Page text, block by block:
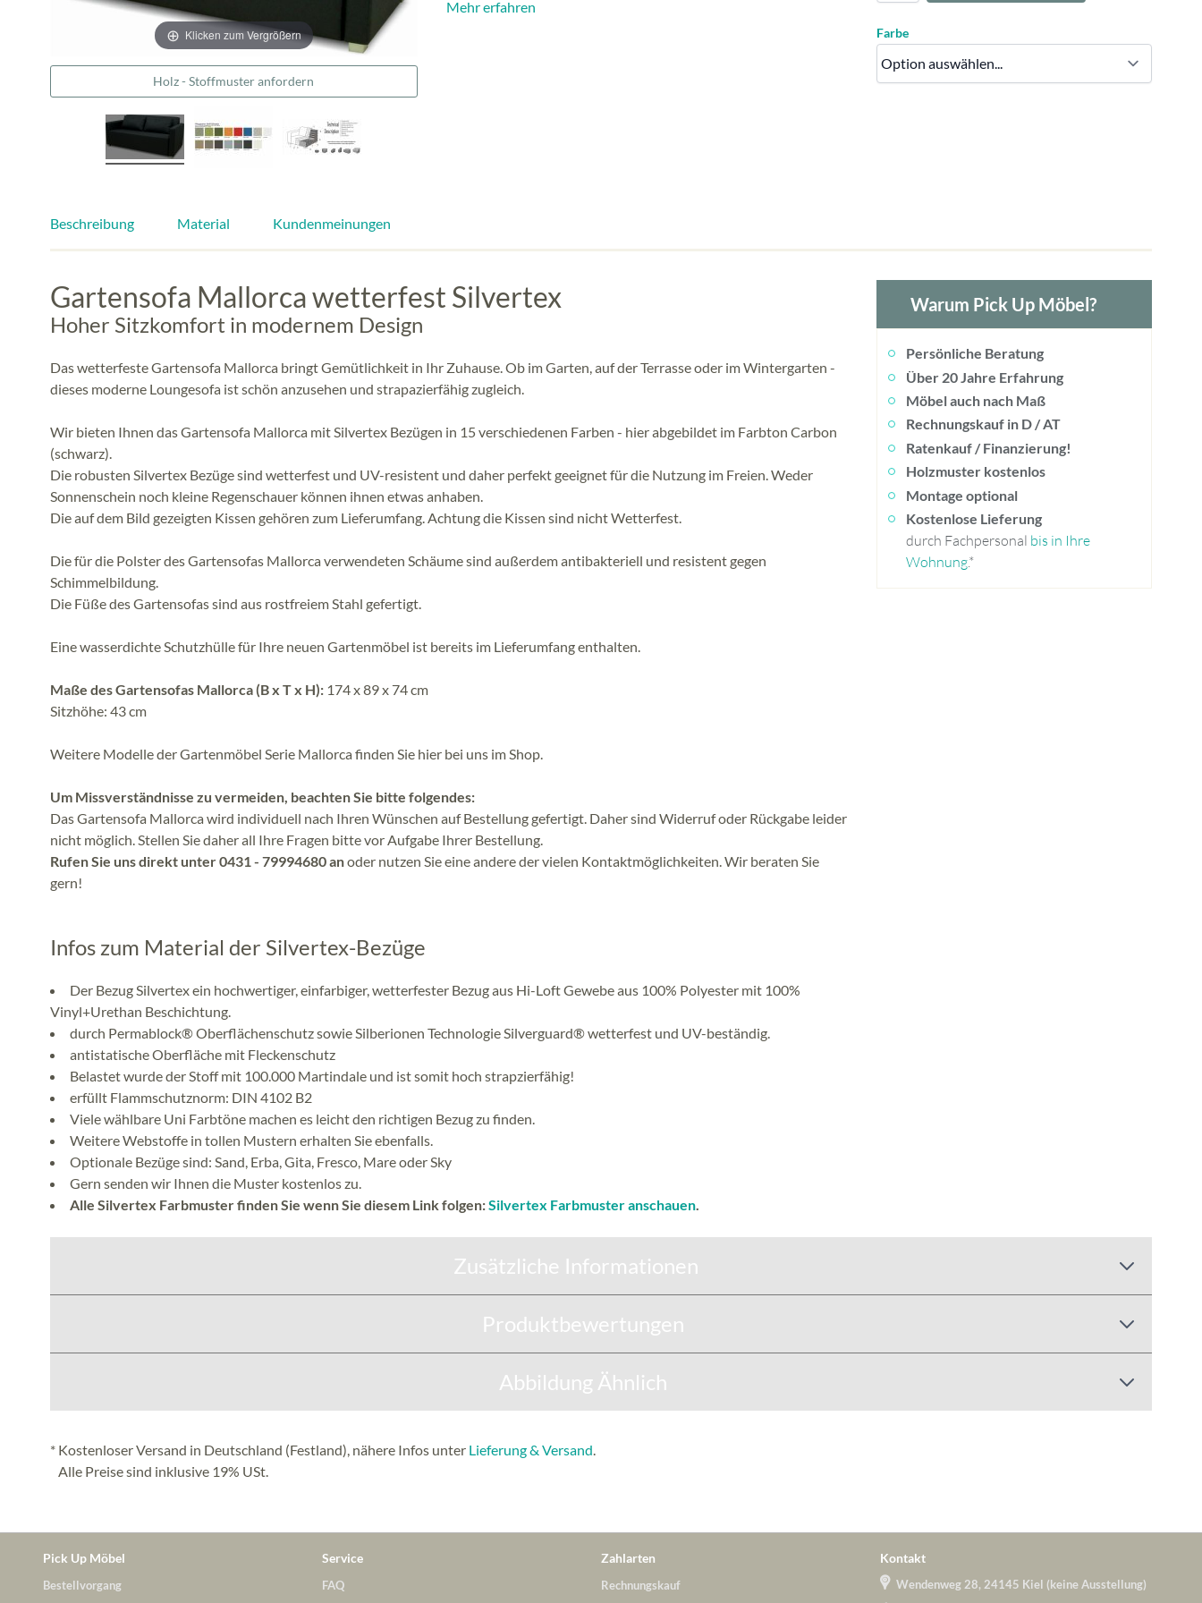
Klicken zum Vergrößern
Holz - Stoffmuster anfordern
Mehr erfahren
Farbe
Beschreibung Material Kundenmeinungen
Gartensofa Mallorca wetterfest Silvertex
Hoher Sitzkomfort in modernem Design
Das wetterfeste Gartensofa Mallorca bringt Gemütlichkeit in Ihr Zuhause. Ob im Garten, auf der Terrasse oder im Wintergarten -
dieses moderne Loungesofa ist schön anzusehen und strapazierfähig zugleich.
Wir bieten Ihnen das Gartensofa Mallorca mit Silvertex Bezügen in 15 verschiedenen Farben - hier abgebildet im Farbton Carbon
(schwarz).
Die robusten Silvertex Bezüge sind wetterfest und UV-resistent und daher perfekt geeignet für die Nutzung im Freien. Weder
Sonnenschein noch kleine Regenschauer können ihnen etwas anhaben.
Die auf dem Bild gezeigten Kissen gehören zum Lieferumfang. Achtung die Kissen sind nicht Wetterfest.
Die für die Polster des Gartensofas Mallorca verwendeten Schäume sind außerdem antibakteriell und resistent gegen
Schimmelbildung.
Die Füße des Gartensofas sind aus rostfreiem Stahl gefertigt.
Eine wasserdichte Schutzhülle für Ihre neuen Gartenmöbel ist bereits im Lieferumfang enthalten.
Maße des Gartensofas Mallorca (B x T x H): 174 x 89 x 74 cm
Sitzhöhe: 43 cm
Weitere Modelle der Gartenmöbel Serie Mallorca finden Sie hier bei uns im Shop.
Um Missverständnisse zu vermeiden, beachten Sie bitte folgendes:
Das Gartensofa Mallorca wird individuell nach Ihren Wünschen auf Bestellung gefertigt. Daher sind Widerruf oder Rückgabe leider
nicht möglich. Stellen Sie daher all Ihre Fragen bitte vor Aufgabe Ihrer Bestellung.
Rufen Sie uns direkt unter 0431 - 79994680 anoder nutzen Sie eine andere der vielen Kontaktmöglichkeiten. Wir beraten Sie
gern!
Infos zum Material der Silvertex-Bezüge
Der Bezug Silvertex ein hochwertiger, einfarbiger, wetterfester Bezug aus Hi-Loft Gewebe aus 100% Polyester mit 100%
Vinyl+Urethan Beschichtung.
durch Permablock® Oberflächenschutz sowie Silberionen Technologie Silverguard® wetterfest und UV-beständig.
antistatische Oberfläche mit Fleckenschutz
Belastet wurde der Stoff mit 100.000 Martindale und ist somit hoch strapzierfähig!
erfüllt Flammschutznorm: DIN 4102 B2
Viele wählbare Uni Farbtöne machen es leicht den richtigen Bezug zu finden.
Weitere Webstoffe in tollen Mustern erhalten Sie ebenfalls.
Optionale Bezüge sind: Sand, Erba, Gita, Fresco, Mare oder Sky
Gern senden wir Ihnen die Muster kostenlos zu.
Alle Silvertex Farbmuster finden Sie wenn Sie diesem Link folgen:Silvertex Farbmuster anschauen.
Warum Pick Up Möbel?
Persönliche Beratung
Über 20 Jahre Erfahrung
Möbel auch nach Maß
Rechnungskauf in D / AT
Ratenkauf / Finanzierung!
Holzmuster kostenlos
Montage optional
Kostenlose Lieferung
durch Fachpersonal bis in Ihre
Wohnung.*
Zusätzliche Informationen
Produktbewertungen
Abbildung Ähnlich
* Kostenloser Versand in Deutschland (Festland), nähere Infos unter Lieferung & Versand.
Alle Preise sind inklusive 19% USt.
Pick Up Möbel
Bestellvorgang
Service
FAQ
Zahlarten
Rechnungskauf
Kontakt
Wendenweg 28, 24145 Kiel (keine Ausstellung)